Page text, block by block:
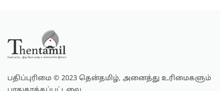
பதிப்புரிமை © 2023 தென்தமிழ், அனைத்து உரிமைகளும்